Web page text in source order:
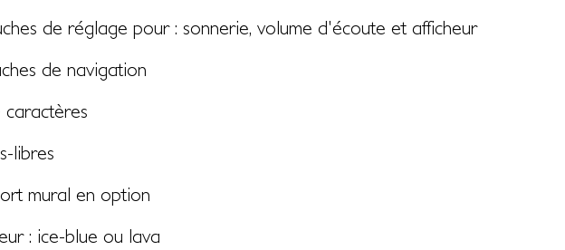
de réglage pour : sonnerie, volume d'écoute et afficheur
de navigation
caractères
libres
mural en option
: ice-blue ou lava